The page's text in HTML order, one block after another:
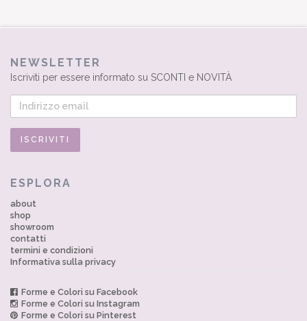
NEWSLETTER
Iscriviti per essere informato su SCONTI e NOVITÀ
ESPLORA
about
shop
showroom
contatti
termini e condizioni
Informativa sulla privacy
Forme e Colori su Facebook
Forme e Colori su Instagram
Forme e Colori su Pinterest